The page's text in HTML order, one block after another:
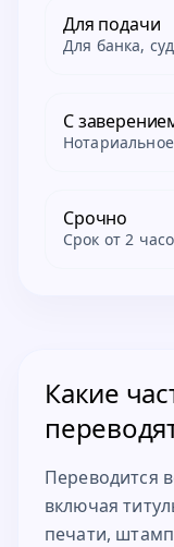
Для подачи
Для банка,
С
Срочно
Срок от 2
Какие
Переводится
включая
печати,